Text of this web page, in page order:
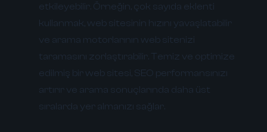
etkileyebilir. Örneğin, çok sayıda eklenti
kullanmak, web sitesinin hızını yavaşlatabilir
ve arama motorlarının web sitenizi
taramasını zorlaştırabilir. Temiz ve optimize
edilmiş bir web sitesi, SEO performansınızı
artırır ve arama sonuçlarında daha üst
sıralarda yer almanızı sağlar.